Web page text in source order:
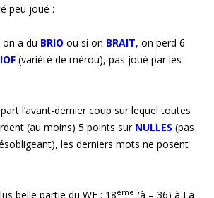
peu joué :
a du BRIO ou si on BRAIT, on perd 6
(variété de mérou), pas joué par les
l’avant-dernier coup sur lequel toutes
(au moins) 5 points sur NULLES (pas
les derniers mots ne posent
belle partie du WE : 18ème (à – 36) à La